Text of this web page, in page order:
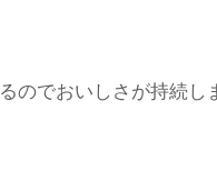
のでおいしさが持続し